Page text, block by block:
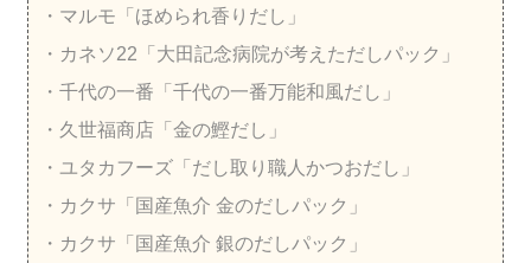
・マルモ「ほめられ香りだし」
・カネソ22「大田記念病院が考えただしパック」
・千代の一番「千代の一番万能和風だし」
・久世福商店「金の鰹だし」
・ユタカフーズ「だし取り職人かつおだし」
・カクサ「国産魚介 金のだしパック」
・カクサ「国産魚介 銀のだしパック」